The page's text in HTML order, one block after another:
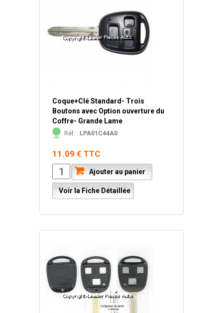
Coque+Clé Standard- Trois
Boutons avec Option ouverture du
Coffre- Grande Lame
Réf. : LPA01C44A0
11.09 € TTC
Ajouter au panier
Voir la Fiche Détaillée